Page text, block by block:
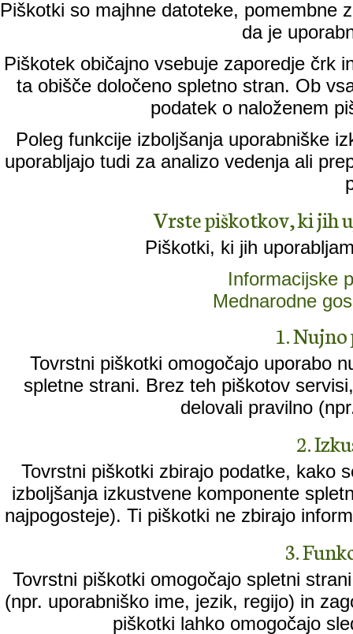
Piškotki so majhne datoteke, pomembne
da je
Piškotek običajno vsebuje zaporedje črk
ta obišče določeno spletno stran. Ob
podatek o naloženem
Poleg funkcije izboljšanja uporabniške
uporabljajo tudi za analizo vedenja ali
Vrste piškotkov, ki jih
Piškotki, ki jih
Informacijske
Mednarodne
1.
Tovrstni piškotki omogočajo uporabo
spletne strani. Brez teh piškotov
delovali pravilno
2.
Tovrstni piškotki zbirajo podatke, kako
izboljšanja izkustvene komponente
najpogosteje). Ti piškotki ne zbirajo
3.
Tovrstni piškotki omogočajo spletni
(npr. uporabniško ime, jezik, regijo) in
piškotki lahko omogočajo